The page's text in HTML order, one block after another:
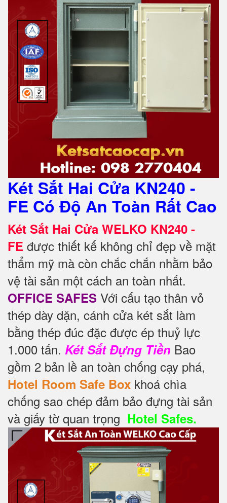
Két Sắt Hai Cửa KN240 -
FE Có Độ An Toàn Rất Cao
Két Sắt Hai Cửa WELKO KN240 -
FE được thiết kế không chỉ đẹp về mặt
thẩm mỹ mà còn chắc chắn nhằm bảo
vệ tài sản một cách an toàn nhất.
OFFICE SAFES Với cấu tạo thân vỏ
thép dày dặn, cánh cửa két sắt làm
bằng thép đúc đặc được ép thuỷ lực
1.000 tấn. Két Sắt Đựng Tiền Bao
gồm 2 bản lề an toàn chống cạy phá,
Hotel Room Safe Box khoá chìa
chống sao chép đảm bảo đựng tài sản
và giấy tờ quan trọng Hotel Safes.